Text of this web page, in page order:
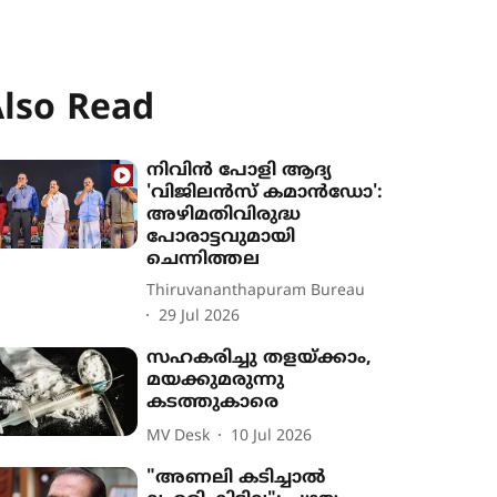
Read
നിവിൻ പോളി ആദ്യ
'വിജിലൻസ് കമാൻഡോ':
അഴിമതിവിരുദ്ധ
പോരാട്ടവുമായി
ചെന്നിത്തല
Thiruvananthapuram Bureau
29 Jul 2026
സഹകരിച്ചു തളയ്ക്കാം,
മയക്കുമരുന്നു
കടത്തുകാരെ
MV Desk 10 Jul 2026
"അണലി കടിച്ചാൽ